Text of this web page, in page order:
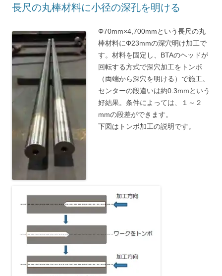
長尺の丸棒材料に小径の深孔を明ける
Φ70mm×4,700mmという長尺の丸
棒材料にΦ23mmの深穴明け加工で
す。材料を固定し、BTAのヘッドが
回転する方式で深穴加工をトンボ
（両端から深穴を明ける）で施工。
センターの段違いは約0.3mmという
好結果。条件によっては、１～２
mmの段差ができます。
下図はトンボ加工の説明です。